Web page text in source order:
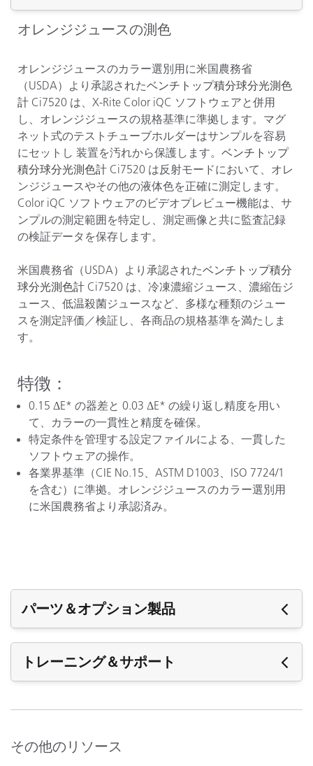
オレンジジュースの測色
オレンジジュースのカラー選別用に米国農務省
（USDA）より承認されたベンチトップ積分球分光測色
計 Ci7520 は、X-Rite Color iQC ソフトウェアと併用
し、オレンジジュースの規格基準に準拠します。マグ
ネット式のテストチューブホルダーはサンプルを容易
にセットし 装置を汚れから保護します。 ベンチトップ
積分球分光測色計 Ci7520 は反射モードにおいて、オレ
ンジジュースやその他の液体色を正確に測定します。
Color iQC ソフトウェアのビデオプレビュー機能は、サ
ンプルの測定範囲を特定し、測定画像と共に監査記録
の検証データを保存します。
米国農務省（USDA）より承認されたベンチトップ積分
球分光測色計 Ci7520 は、冷凍濃縮ジュース、濃縮缶ジ
ュース、低温殺菌ジュースなど、多様な種類のジュー
スを測定評価／検証し、各商品の規格基準を満たしま
す。
特徴：
0.15 ΔE* の器差と 0.03 ΔE* の繰り返し精度を用い
て、カラーの一貫性と精度を確保。
特定条件を管理する設定ファイルによる、一貫した
ソフトウェアの操作。
各業界基準（CIE No.15、ASTM D1003、ISO 7724/1
を含む）に準拠。オレンジジュースのカラー選別用
に米国農務省より承認済み。
パーツ＆オプション製品
パーツ＆オプション製品
トレーニング＆サポート
v1.08 build r1.1.1925
その他のリソース